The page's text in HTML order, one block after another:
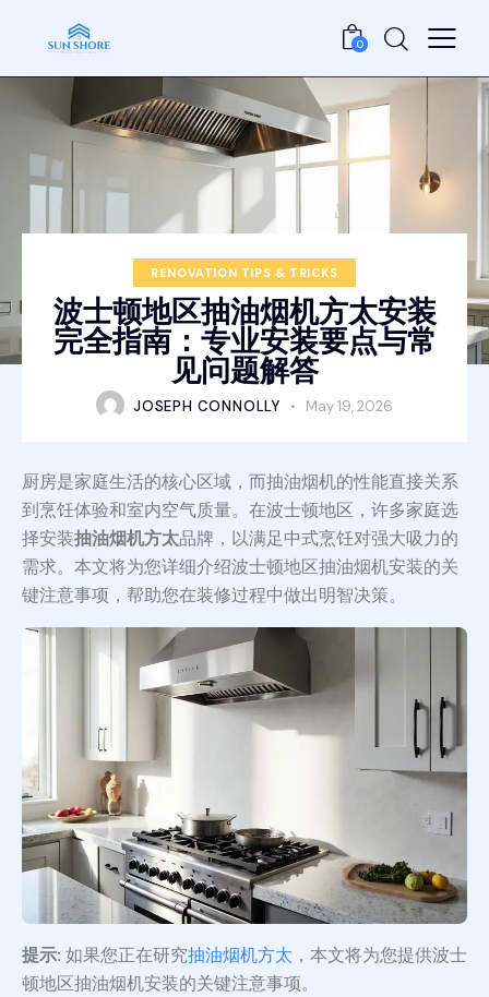
0
RENOVATION TIPS & TRICKS
波士顿地区抽油烟机方太安装
完全指南：专业安装要点与常
见问题解答
JOSEPH CONNOLLY May 19, 2026
厨房是家庭生活的核心区域，而抽油烟机的性能直接关系
到烹饪体验和室内空气质量。在波士顿地区，许多家庭选
择安装抽油烟机方太品牌，以满足中式烹饪对强大吸力的
需求。本文将为您详细介绍波士顿地区抽油烟机安装的关
键注意事项，帮助您在装修过程中做出明智决策。
提示: 如果您正在研究抽油烟机方太 ，本文将为您提供波士
顿地区抽油烟机安装的关键注意事项。